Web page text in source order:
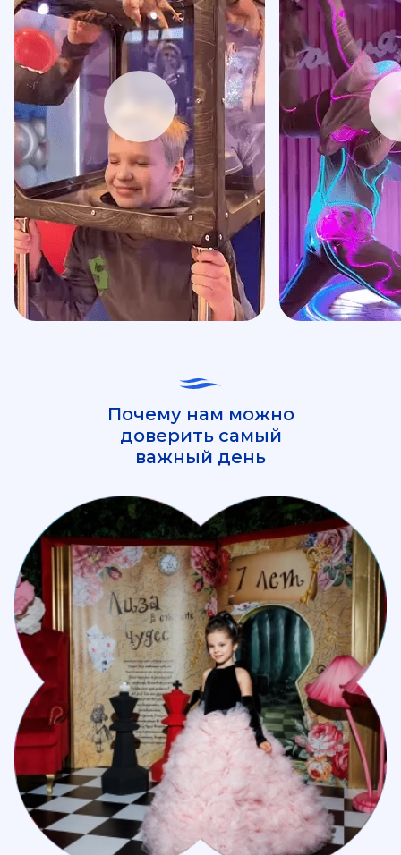
Почему нам можно
доверить самый
важный день